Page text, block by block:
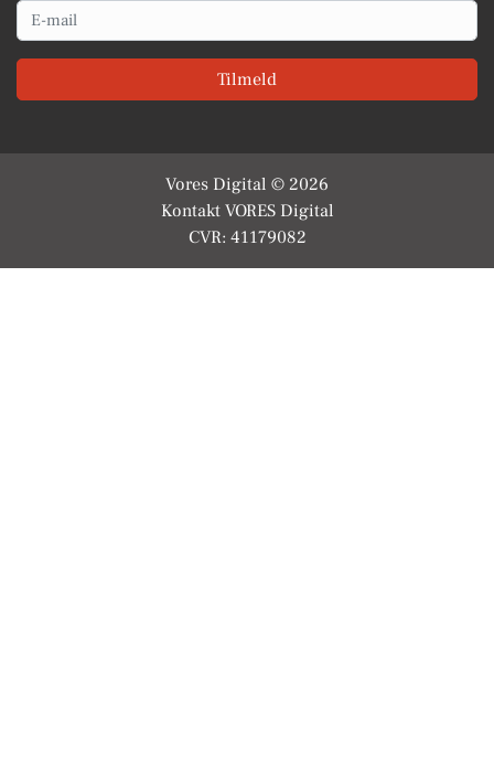
Email
Tilmeld
Vores Digital © 2026
Kontakt VORES Digital
CVR: 41179082